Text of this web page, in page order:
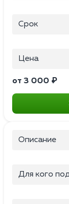
Срок
Цена
от 3 000 ₽
Описание
Для кого